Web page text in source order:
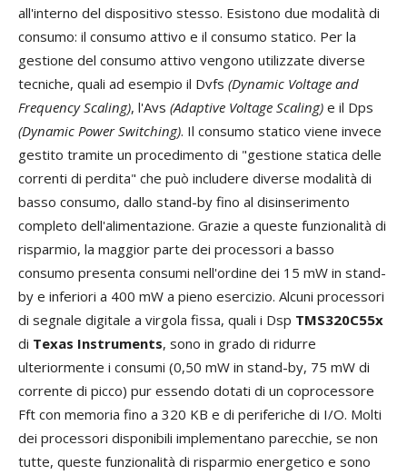
all'interno del dispositivo stesso. Esistono due modalità di
consumo: il consumo attivo e il consumo statico. Per la
gestione del consumo attivo vengono utilizzate diverse
tecniche, quali ad esempio il Dvfs (Dynamic Voltage and
Frequency Scaling), l'Avs (Adaptive Voltage Scaling) e il Dps
(Dynamic Power Switching). Il consumo statico viene invece
gestito tramite un procedimento di "gestione statica delle
correnti di perdita" che può includere diverse modalità di
basso consumo, dallo stand-by fino al disinserimento
completo dell'alimentazione. Grazie a queste funzionalità di
risparmio, la maggior parte dei processori a basso
consumo presenta consumi nell'ordine dei 15 mW in stand-
by e inferiori a 400 mW a pieno esercizio. Alcuni processori
di segnale digitale a virgola fissa, quali i Dsp TMS320C55x
di Texas Instruments, sono in grado di ridurre
ulteriormente i consumi (0,50 mW in stand-by, 75 mW di
corrente di picco) pur essendo dotati di un coprocessore
Fft con memoria fino a 320 KB e di periferiche di I/O. Molti
dei processori disponibili implementano parecchie, se non
tutte, queste funzionalità di risparmio energetico e sono